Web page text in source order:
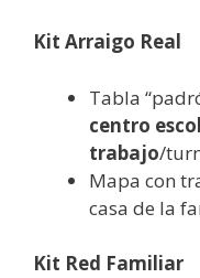
Kit Arraigo Real
Tabla
centro
trabajo/
Mapa con
casa de la
Kit Red Familiar